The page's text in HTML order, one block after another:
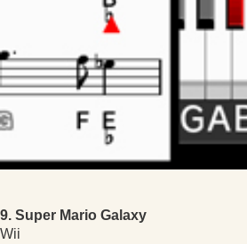
9. Super Mario Galaxy
Wii